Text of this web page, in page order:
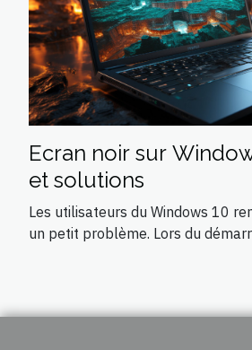
Ecran noir sur
et solutions
Les utilisateurs du Windows 10
un petit problème. Lors du